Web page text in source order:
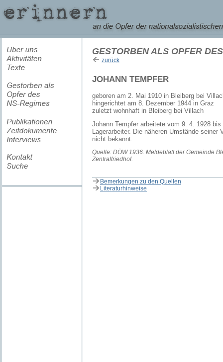
GESTORBEN ALS OPFER
zurück
JOHANN TEMPFER
geboren am 2. Mai 1910 in Bleiberg bei
hingerichtet am 8. Dezember 1944 in Graz
zuletzt wohnhaft in Bleiberg bei Villach
Johann Tempfer arbeitete vom 9. 4. 1928
Lagerarbeiter. Die näheren Umstände seiner
nicht bekannt.
Quelle: DÖW 1936. Meldeblatt der Gemeinde
Zentralfriedhof.
Bemerkungen zu den Quellen
Literaturhinweise